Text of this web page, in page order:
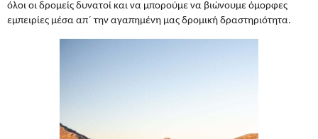
όλοι οι δρομείς δυνατοί και να μπορούμε να βιώνουμε όμορφες
εμπειρίες μέσα απ΄ την αγαπημένη μας δρομική δραστηριότητα.